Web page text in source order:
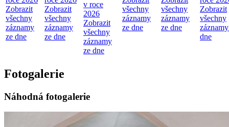
Zobrazit
všechny
záznamy
ze dne
Zobrazit
všechny
záznamy
ze dne
v roce
2026
Zobrazit
všechny
záznamy
ze dne
všechny
záznamy
ze dne
všechny
záznamy
ze dne
Zobrazit
všechny
dne
Fotogalerie
Náhodná fotogalerie